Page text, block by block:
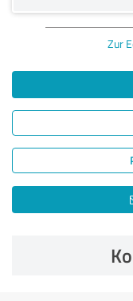
Zur